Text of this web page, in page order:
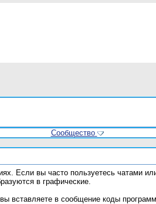
Сообщество
Если вы часто пользуетесь чатами
в графические.
вставляете в сообщение коды